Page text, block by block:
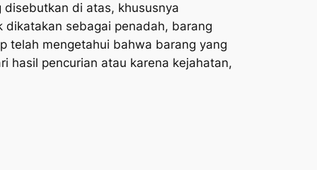
disebutkan di atas, khususnya
sebagai penadah, barang
telah mengetahui bahwa barang yang
hasil pencurian atau karena kejahatan,